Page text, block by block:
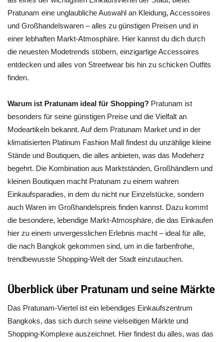
Pratunam eine unglaubliche Auswahl an Kleidung, Accessoires
und Großhandelswaren – alles zu günstigen Preisen und in
einer lebhaften Markt-Atmosphäre. Hier kannst du dich durch
die neuesten Modetrends stöbern, einzigartige Accessoires
entdecken und alles von Streetwear bis hin zu schicken Outfits
finden.
Warum ist Pratunam ideal für Shopping? Pratunam ist
besonders für seine günstigen Preise und die Vielfalt an
Modeartikeln bekannt. Auf dem Pratunam Market und in der
klimatisierten Platinum Fashion Mall findest du unzählige kleine
Stände und Boutiquen, die alles anbieten, was das Modeherz
begehrt. Die Kombination aus Marktständen, Großhändlern und
kleinen Boutiquen macht Pratunam zu einem wahren
Einkaufsparadies, in dem du nicht nur Einzelstücke, sondern
auch Waren im Großhandelspreis finden kannst. Dazu kommt
die besondere, lebendige Markt-Atmosphäre, die das Einkaufen
hier zu einem unvergesslichen Erlebnis macht – ideal für alle,
die nach Bangkok gekommen sind, um in die farbenfrohe,
trendbewusste Shopping-Welt der Stadt einzutauchen.
Überblick über Pratunam und seine Märkte
Das Pratunam-Viertel ist ein lebendiges Einkaufszentrum
Bangkoks, das sich durch seine vielseitigen Märkte und
Shopping-Komplexe auszeichnet. Hier findest du alles, was das